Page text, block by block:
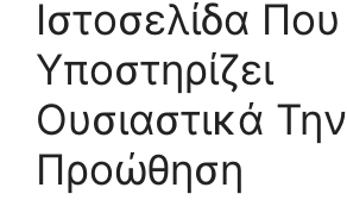
Ιστοσελίδα Που
Υποστηρίζει
Ουσιαστικά Την
Προώθηση